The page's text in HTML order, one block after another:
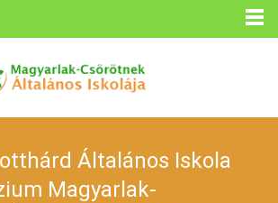
Általános Iskola
Magyarlak-